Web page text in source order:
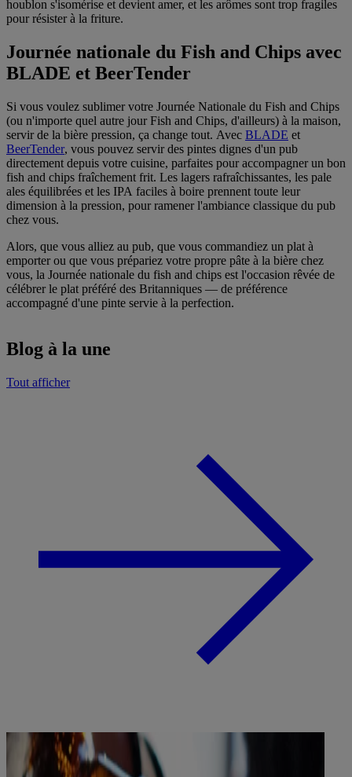
houblon s'isomérise et devient amer, et les arômes sont trop fragiles
pour résister à la friture.
Journée nationale du Fish and Chips avec
BLADE et BeerTender
Si vous voulez sublimer votre Journée Nationale du Fish and Chips
(ou n'importe quel autre jour Fish and Chips, d'ailleurs) à la maison,
servir de la bière pression, ça change tout. Avec BLADE et
BeerTender, vous pouvez servir des pintes dignes d'un pub
directement depuis votre cuisine, parfaites pour accompagner un bon
fish and chips fraîchement frit. Les lagers rafraîchissantes, les pale
ales équilibrées et les IPA faciles à boire prennent toute leur
dimension à la pression, pour ramener l'ambiance classique du pub
chez vous.
Alors, que vous alliez au pub, que vous commandiez un plat à
emporter ou que vous prépariez votre propre pâte à la bière chez
vous, la Journée nationale du fish and chips est l'occasion rêvée de
célébrer le plat préféré des Britanniques — de préférence
accompagné d'une pinte servie à la perfection.
Blog à la une
Tout afficher